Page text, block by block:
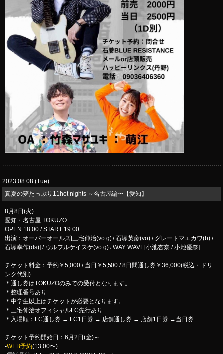
2023.08.08 (Tue)
​真夏の夢たっぷり11hot nights ～名古屋編〜【愛知】
8月8日(火)
愛知・名古屋 TOKUZO
OPEN 18:00 / START 19:00
出演：オーバーオールズ[三宅伸治(vo.g) / 石塚英彦(vo) / グレートマエカワ(b) /
石塚幸作(ds)] / ウルフルケイスケ(vo.g) / WAY WAVE[小池杏奈 / 小池優奈]
チケット料金：予約￥5,000 / 当日￥5,500 / 8日間通し券￥36,000(税込・ドリ
ンク代別)
＊通し券はTOKUZOのみでの受付となります。
＊整理番号あり
＊中学生以上はチケットが必要となります。
＊三宅伸治オフィシャルFC先行あり
＊入場順：FC通し券 → FC1日券 → 店舗通し券 → 店舗1日券 →当日券
チケット予約開始日：6月2日(金)～
▪︎WEB予約(13:00〜)